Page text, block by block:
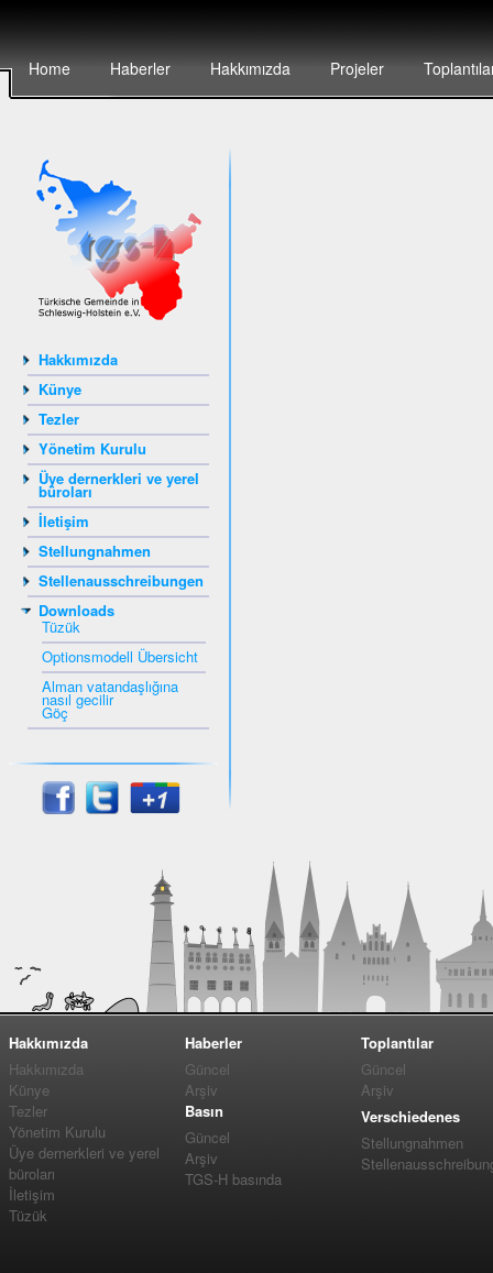
Home Haberler Hakkımızda Projeler
Hakkımızda
Künye
Tezler
Yönetim Kurulu
Üye dernerkleri ve yerel
büroları
İletişim
Stellungnahmen
Stellenausschreibungen
Downloads
Tüzük
Optionsmodell Übersicht
Alman vatandaşlığına
nasıl gecilir
Göç
Hakkımızda
Hakkımızda
Künye
Tezler
Yönetim Kurulu
Üye dernerkleri ve yerel
büroları
İletişim
Tüzük
Haberler
Güncel
Arşiv
Basın
Güncel
Arşiv
TGS-H basında
Toplantılar
Güncel
Arşiv
Verschiedenes
Stellungnahmen